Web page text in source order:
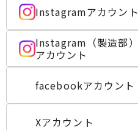
Instagramアカウント
Instagram（製造部）
アカウント
facebookアカウント
Xアカウント